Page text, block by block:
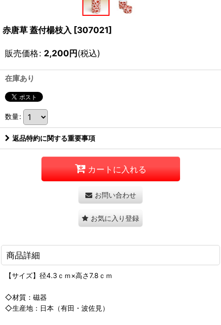
赤唐草 蓋付楊枝入 [307021]
販売価格: 2,200円(税込)
在庫あり
数量:
返品特約に関する重要事項
カートに入れる
お問い合わせ
お気に入り登録
商品詳細
【サイズ】径4.3ｃｍ×高さ7.8ｃｍ
◇材質：磁器
◇生産地：日本（有田・波佐見）